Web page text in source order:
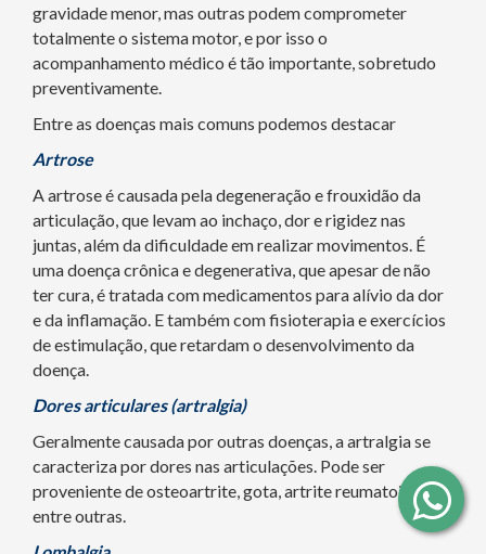
gravidade menor, mas outras podem comprometer
totalmente o sistema motor, e por isso o
acompanhamento médico é tão importante, sobretudo
preventivamente.
Entre as doenças mais comuns podemos destacar
Artrose
A artrose é causada pela degeneração e frouxidão da
articulação, que levam ao inchaço, dor e rigidez nas
juntas, além da dificuldade em realizar movimentos. É
uma doença crônica e degenerativa, que apesar de não
ter cura, é tratada com medicamentos para alívio da dor
e da inflamação. E também com fisioterapia e exercícios
de estimulação, que retardam o desenvolvimento da
doença.
Dores articulares (artralgia)
Geralmente causada por outras doenças, a artralgia se
caracteriza por dores nas articulações. Pode ser
proveniente de osteoartrite, gota, artrite reumatoide,
entre outras.